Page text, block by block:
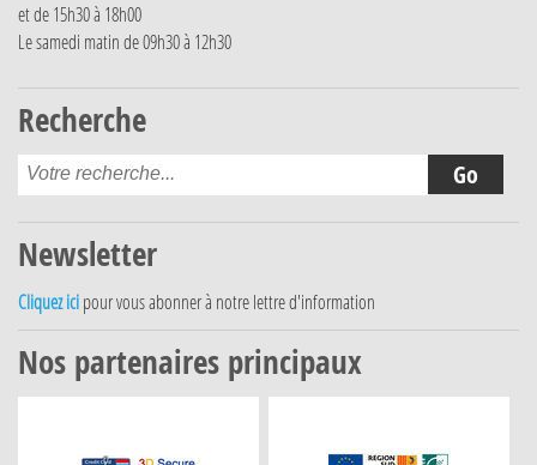
et de 15h30 à 18h00
Le samedi matin de 09h30 à 12h30
Recherche
Newsletter
Cliquez ici pour vous abonner à notre lettre d'information
Nos partenaires principaux